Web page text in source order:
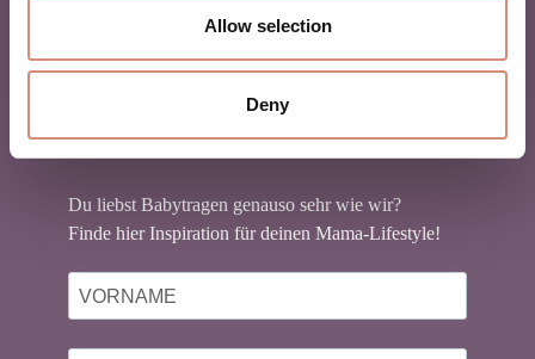
Allow selection
Deny
NEWSLETTER
BABYTRAGEN
Du liebst Babytragen genauso sehr wie wir?
Finde hier Inspiration für deinen Mama-Lifestyle!